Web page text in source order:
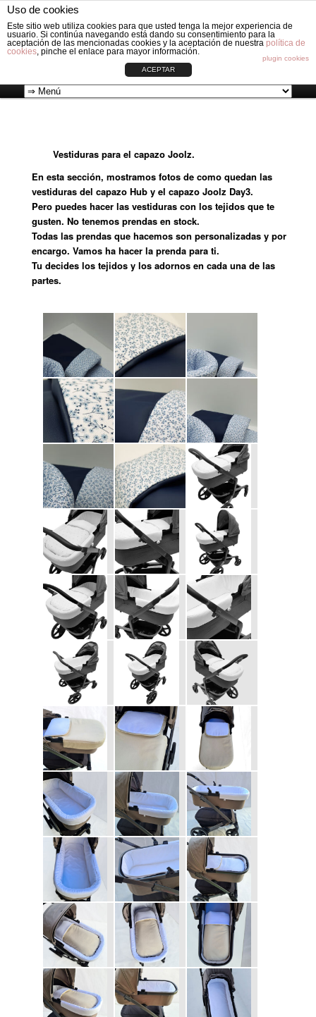
Uso de cookies
Este sitio web utiliza cookies para que usted tenga la mejor experiencia de
usuario. Si continúa navegando está dando su consentimiento para la
aceptación de las mencionadas cookies y la aceptación de nuestra política de
cookies, pinche el enlace para mayor información.
plugin cookies
ACEPTAR
VESTIDURAS ORIGINAL CIRCLE
Fabricación de vestiduras para carros de Bebé: Fundas, Sacos, Capotas,
Capazos, Sombrillas, Bolsos y Grupos cero.
Ir
contenido
principal
Vestiduras para el capazo Joolz.
En esta sección, mostramos fotos de como quedan las
vestiduras del capazo Hub y el capazo Joolz Day3.
Pero puedes hacer las vestiduras con los tejidos que te
gusten. No tenemos prendas en stock.
Todas las prendas que hacemos son personalizadas y por
encargo. Vamos ha hacer la prenda para ti.
Tu decides los tejidos y los adornos en cada una de las
partes.